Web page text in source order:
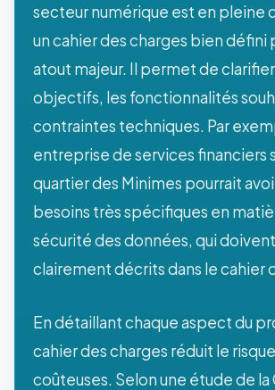
secteur numérique est en pleine
un cahier des charges bien défini
atout majeur. Il permet de
objectifs, les fonctionnalités
contraintes techniques. Par
entreprise de services financiers
quartier des Minimes pourrait
besoins très spécifiques en
sécurité des données, qui
clairement décrits dans le cahier
En détaillant chaque aspect du
cahier des charges réduit le
coûteuses. Selon une étude de